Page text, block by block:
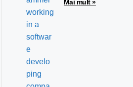
Mai mult »